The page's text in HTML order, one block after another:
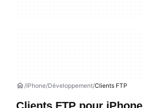
IPhone Développement Clients FTP